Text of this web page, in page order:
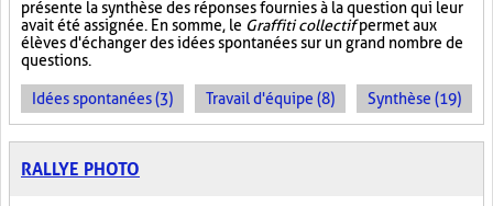
présente la synthèse des réponses fournies à la question qui leur
avait été assignée. En somme, le Graffiti collectifpermet aux
élèves d'échanger des idées spontanées sur un grand nombre de
questions.
Idées spontanées (3) Travail d'équipe (8) Synthèse (19)
RALLYE PHOTO